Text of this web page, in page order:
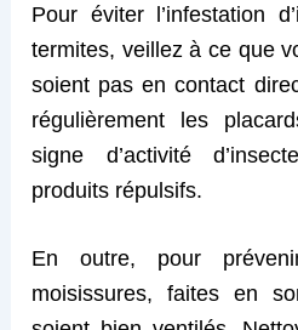
Pour éviter l’infestation
termites, veillez à ce que
soient pas en contact
régulièrement les
signe d’activité
produits répulsifs.
En outre, pour
moisissures, faites en